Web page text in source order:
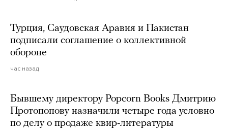
Турция, Саудовская Аравия и Пакистан
подписали соглашение о коллективной
обороне
час назад
Бывшему директору Popcorn Books Дмитрию
Протопопову назначили четыре года условно
по делу о продаже квир-литературы